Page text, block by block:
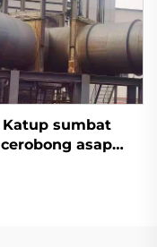
Katup sumbat
cerobong asap